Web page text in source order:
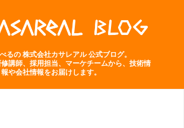
るの 株式会社カサレアル 公式ブログ。
講師、採用担当、マーケチームから、技術情
報や会社情報をお届けします。